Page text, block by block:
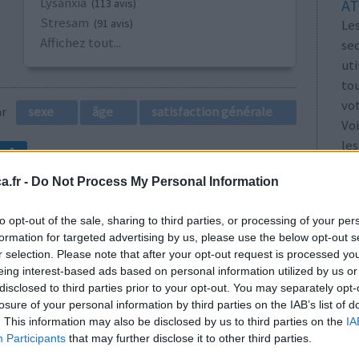
- Do Not Process My Personal Information
opt-out of the sale, sharing to third parties, or processing of your
for targeted advertising by us, please use the below opt-out
selection. Please note that after your opt-out request is processed
interest-based ads based on personal information utilized by us
to third parties prior to your opt-out. You may separately
of your personal information by third parties on the IAB’s list of
This information may also be disclosed by us to third parties on the
Participants that may further disclose it to other third parties.
(113 avis)
Stresam (91 avis)
Affichez tout...
sexe âge satisfaction générale
1
Efficacité
Quantité effets
secondaires
au
ou 1/2
le